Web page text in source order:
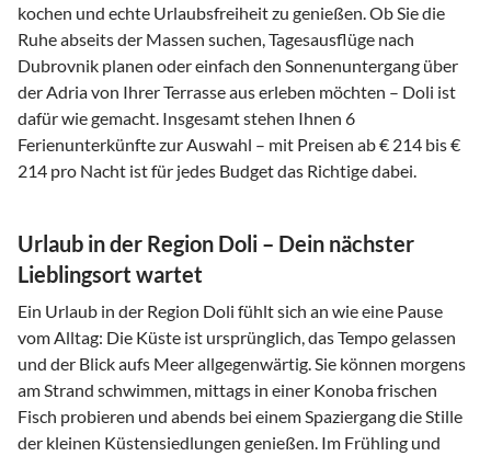
kochen und echte Urlaubsfreiheit zu genießen. Ob Sie die
Ruhe abseits der Massen suchen, Tagesausflüge nach
Dubrovnik planen oder einfach den Sonnenuntergang über
der Adria von Ihrer Terrasse aus erleben möchten – Doli ist
dafür wie gemacht. Insgesamt stehen Ihnen 6
Ferienunterkünfte zur Auswahl – mit Preisen ab € 214 bis €
214 pro Nacht ist für jedes Budget das Richtige dabei.
Urlaub in der Region Doli – Dein nächster
Lieblingsort wartet
Ein Urlaub in der Region Doli fühlt sich an wie eine Pause
vom Alltag: Die Küste ist ursprünglich, das Tempo gelassen
und der Blick aufs Meer allgegenwärtig. Sie können morgens
am Strand schwimmen, mittags in einer Konoba frischen
Fisch probieren und abends bei einem Spaziergang die Stille
der kleinen Küstensiedlungen genießen. Im Frühling und